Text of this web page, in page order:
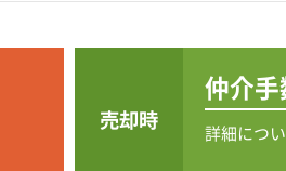
売却時
仲介
詳細につ